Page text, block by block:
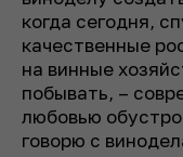
когда сегодня,
качественные
на винные
побывать, –
любовью
говорю с